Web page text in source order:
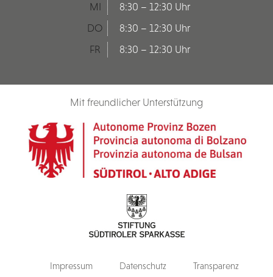
MI
8:30 – 12:30 Uhr
DO
8:30 – 12:30 Uhr
FR
8:30 – 12:30 Uhr
Mit freundlicher Unterstützung
Impressum Datenschutz Transparenz